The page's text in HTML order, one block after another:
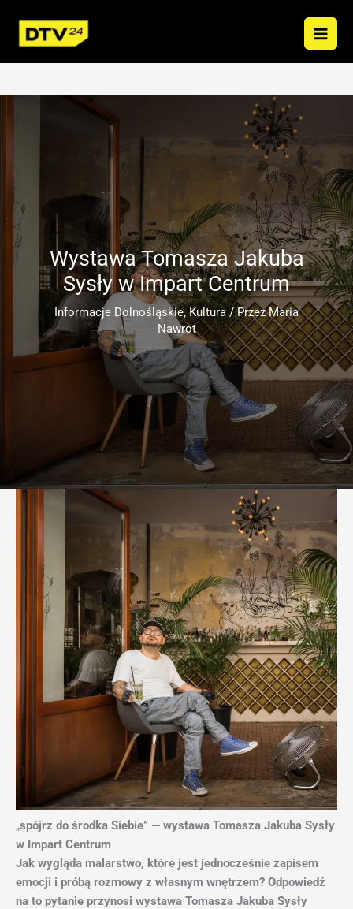
treści
Wystawa Tomasza Jakuba
Sysły w Impart Centrum
Informacje Dolnośląskie,Kultura/ PrzezMaria
Nawrot
„spójrz do środka Siebie” — wystawa Tomasza Jakuba Sysły
w Impart Centrum
Jak wygląda malarstwo, które jest jednocześnie zapisem
emocji i próbą rozmowy z własnym wnętrzem? Odpowiedź
na to pytanie przynosi wystawa Tomasza Jakuba Sysły